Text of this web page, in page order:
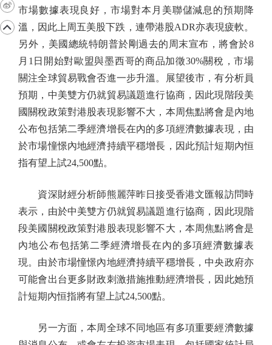
市場數據表現良好，市場對本月美聯儲減息的預期降
溫，因此上周五美股下跌，連帶港股ADR亦表現疲軟。
另外，美國總統特朗普於剛過去的周末宣布，將會於8
月1日開始對歐盟與墨西哥的商品加徵30%關稅，市場
關注全球貿易戰會否進一步升溫。展望後市，有分析員
預期，中美雙方仍就貿易議題進行協商，因此現階段美
國關稅政策對港股表現影響不大，本周焦點將會是內地
公布包括第二季經濟增長在內的多項經濟數據表現，由
於市場憧憬內地經濟持續平穩增長，因此預計短期內恒
指有望上試24,500點。
資深財經分析師熊麗萍昨日接受香港文匯報訪問時
表示，由於中美雙方仍就貿易議題進行協商，因此現階
段美國關稅政策對港股表現影響不大，本周焦點將會是
內地公布包括第二季經濟增長在內的多項經濟數據表
現。由於市場憧憬內地經濟持續平穩增長，中央政府亦
可能會出台更多財政刺激措施推動經濟增長，因此她預
計短期內恒指將有望上試24,500點。
另一方面，本周全球不同地區有多項重要經濟數據